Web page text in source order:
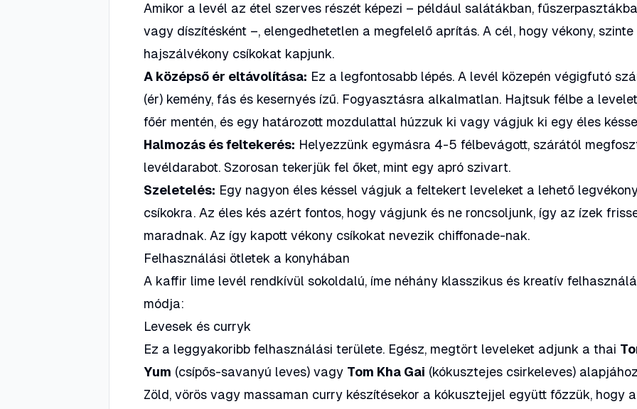
Amikor a levél az étel szerves részét képezi – például salátákban,
vagy díszítésként –, elengedhetetlen a megfelelő aprítás. A cél, hogy vékony, szinte
hajszálvékony csíkokat kapjunk.
A középső ér eltávolítása: Ez a legfontosabb lépés. A levél közepén végigfutó
(ér) kemény, fás és kesernyés ízű. Fogyasztásra alkalmatlan. Hajtsuk félbe a
főér mentén, és egy határozott mozdulattal húzzuk ki vagy vágjuk ki egy éles
Halmozás és feltekerés: Helyezzünk egymásra 4-5 félbevágott, szárától
levéldarabot. Szorosan tekerjük fel őket, mint egy apró szivart.
Szeletelés: Egy nagyon éles késsel vágjuk a feltekert leveleket a lehető
csíkokra. Az éles kés azért fontos, hogy vágjunk és ne roncsoljunk, így az ízek
maradnak. Az így kapott vékony csíkokat nevezik chiffonade-nak.
Felhasználási ötletek a konyhában
A kaffir lime levél rendkívül sokoldalú, íme néhány klasszikus és kreatív
módja:
Levesek és curryk
Ez a leggyakoribb felhasználási területe. Egész, megtört leveleket adjunk a thai
Yum (csípős-savanyú leves) vagy Tom Kha Gai (kókusztejes csirkeleves)
Zöld, vörös vagy massaman curry készítésekor a kókusztejjel együtt főzzük, hogy